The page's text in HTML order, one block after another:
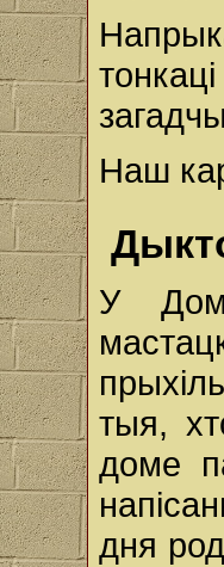
Наш
У
тыя,
доме
дня